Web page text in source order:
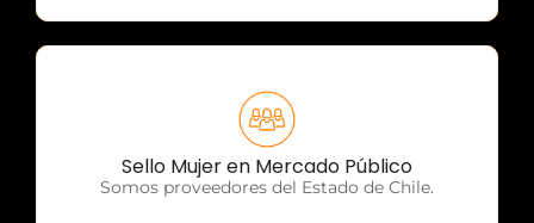
Sello Mujer en Mercado Público
Somos proveedores del Estado de Chile.
OTP Servicios